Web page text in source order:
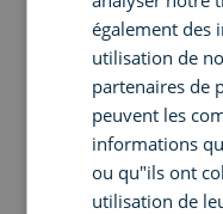
également des
utilisation de
partenaires de
peuvent les
informations
ou qu"ils ont
utilisation de